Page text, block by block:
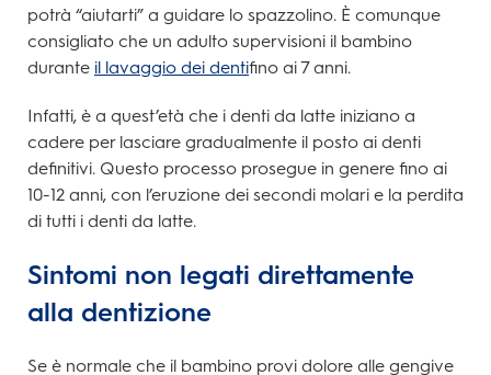
potrà “aiutarti” a guidare lo spazzolino. È comunque
consigliato che un adulto supervisioni il bambino
durante il lavaggio dei dentifino ai 7 anni.
Infatti, è a quest’età che i denti da latte iniziano a
cadere per lasciare gradualmente il posto ai denti
definitivi. Questo processo prosegue in genere fino ai
10-12 anni, con l’eruzione dei secondi molari e la perdita
di tutti i denti da latte.
Sintomi non legati direttamente
alla dentizione
Se è normale che il bambino provi dolore alle gengive